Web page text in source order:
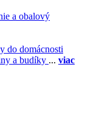
a obalový
do domácnosti
a budíky ... viac